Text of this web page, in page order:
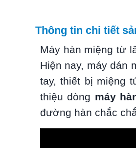
Thông tin chi tiết
Máy hàn miệng từ
Hiện nay, máy dán
tay, thiết bị miệng
thiệu dòng máy
đường hàn chắc